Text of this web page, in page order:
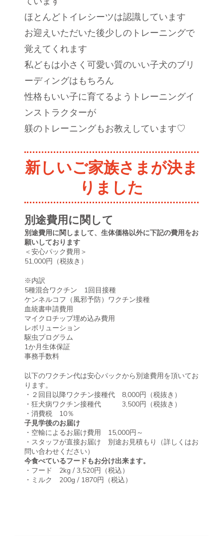
ほとんどトイレシーツは認識しています
お迎えいただいた後少しのトレーニングで
覚えてくれます
私どもは小さく可愛い質のいい子犬のブリ
ーディングはもちろん
性格もいい子に育てるようトレーニングイ
ンストラクターが
躾のトレーニングもお教えしています♡
新しいご家族さまが決ま
りました
別途費用に関して
別途費用に関しまして、生体価格以外に下記の費用をお
願いしております
＜安心パック費用＞
51,000円（税抜き）
※内訳
5種混合ワクチン 1回目接種
ケンネルコフ（風邪予防）ワクチン接種
血統書申請費用
マイクロチップ埋め込み費用
レボリューション
駆虫プログラム
1か月生体保証
事務手数料
以下のワクチン代は安心パックから別途費用を頂いてお
ります。
・２回目以降ワクチン接種代 8,000円（税抜き）
・狂犬病ワクチン接種代 3,500円（税抜き）
・消費税 10％
子見学後のお届け
・空輸によるお届け費用 15,000円～
・スタッフが直接お届け 別途お見積もり（詳しくはお
問い合わせください）
今食べているフードもお分け出来ます。
・フード 2kg / 3,520円（税込）
・ミルク 200g / 1870円（税込）